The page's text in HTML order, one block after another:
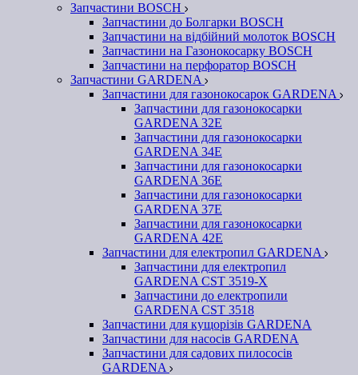
Запчастини BOSCH
Запчастини до Болгарки BOSCH
Запчастини на відбійний молоток BOSCH
Запчастини на Газонокосарку BOSCH
Запчастини на перфоратор BOSCH
Запчастини GARDENA
Запчастини для газонокосарок GARDENA
Запчастини для газонокосарки
GARDENA 32Е
Запчастини для газонокосарки
GARDENA 34Е
Запчастини для газонокосарки
GARDENA 36Е
Запчастини для газонокосарки
GARDENA 37Е
Запчастини для газонокосарки
GARDENА 42Е
Запчастини для електропил GARDENA
Запчастини для електропил
GARDENA CST 3519-X
Запчастини до електропили
GARDENA CST 3518
Запчастини для кущорізів GARDENA
Запчастини для насосів GARDENA
Запчастини для садових пилососів
GARDENA